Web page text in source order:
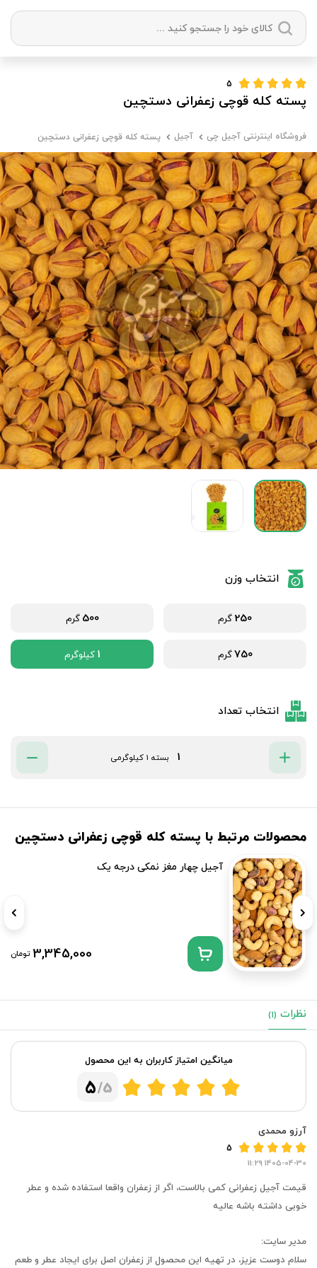
دسته بندی ها
میوه خشک زعفران
فروشگاه اینترنتی آجیل چی آجیل پسته کله قوچی زعفرانی دستچین
5
پسته کله قوچی زعفرانی دستچین
انتخاب وزن
250 گرم 500 گرم
750گرم 1 کیلوگرم
انتخاب تعداد
بسته 1 کیلوگرمی
محصولات مرتبط با پسته کله قوچی زعفرانی دستچین
آجیل چهار مغز نمکی درجه یک
3,345,000 تومان
نظرات (1)
میانگین امتیاز کاربران به این محصول
5/5
آرزو محمدی
5
1405-04-30 11:29
قیمت آجیل زعفرانی کمی بالاست، اگر از زعفران واقعا استفاده شده و عطر
خوبی داشته باشه عالیه
مدیر سایت:
سلام دوست عزیز، در تهیه این محصول از زعفران اصل برای ایجاد عطر و طعم